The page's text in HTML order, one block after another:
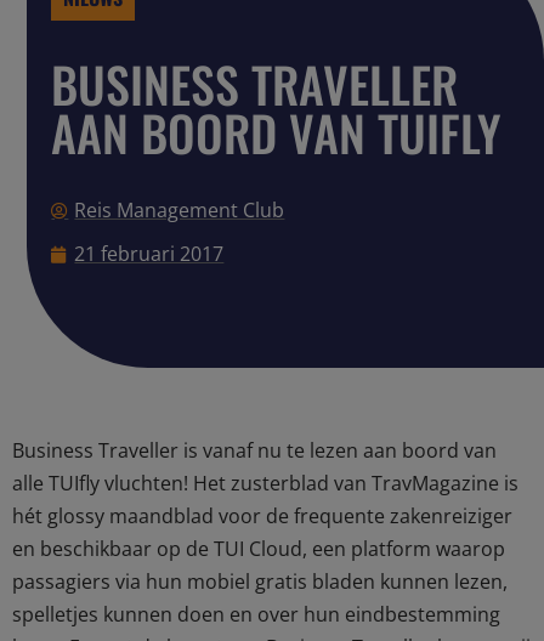
BUSINESS TRAVELLER
AAN BOORD VAN TUIFLY
Reis Management Club
21 februari 2017
Business Traveller is vanaf nu te lezen aan boord van
alle TUIfly vluchten! Het zusterblad van TravMagazine is
hét glossy maandblad voor de frequente zakenreiziger
en beschikbaar op de TUI Cloud, een platform waarop
passagiers via hun mobiel gratis bladen kunnen lezen,
spelletjes kunnen doen en over hun eindbestemming